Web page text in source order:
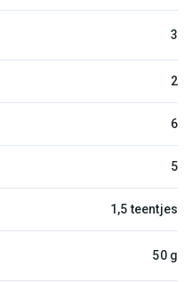
3
2
6
5
1,5 teentjes
50 g